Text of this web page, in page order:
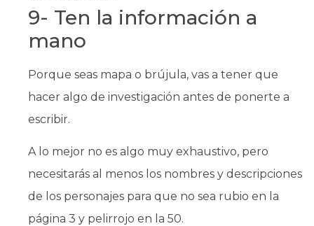
9- Ten la información a
mano
Porque seas mapa o brújula, vas a tener que
hacer algo de investigación antes de ponerte a
escribir.
A lo mejor no es algo muy exhaustivo, pero
necesitarás al menos los nombres y descripciones
de los personajes para que no sea rubio en la
página 3 y pelirrojo en la 50.